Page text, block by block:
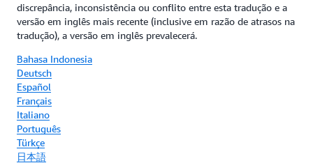
discrepância, inconsistência ou conflito entre esta tradução e a
versão em inglês mais recente (inclusive em razão de atrasos na
tradução), a versão em inglês prevalecerá.
Bahasa Indonesia
Deutsch
Español
Français
Italiano
Português
Türkçe
日本語